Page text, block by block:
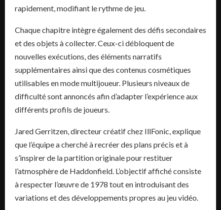
rapidement, modifiant le rythme de jeu.
Chaque chapitre intègre également des défis secondaires
et des objets à collecter. Ceux-ci débloquent de
nouvelles exécutions, des éléments narratifs
supplémentaires ainsi que des contenus cosmétiques
utilisables en mode multijoueur. Plusieurs niveaux de
difficulté sont annoncés afin d’adapter l’expérience aux
différents profils de joueurs.
Jared Gerritzen, directeur créatif chez IllFonic, explique
que l’équipe a cherché à recréer des plans précis et à
s’inspirer de la partition originale pour restituer
l’atmosphère de Haddonfield. L’objectif affiché consiste
à respecter l’œuvre de 1978 tout en introduisant des
variations et des développements propres au jeu vidéo.